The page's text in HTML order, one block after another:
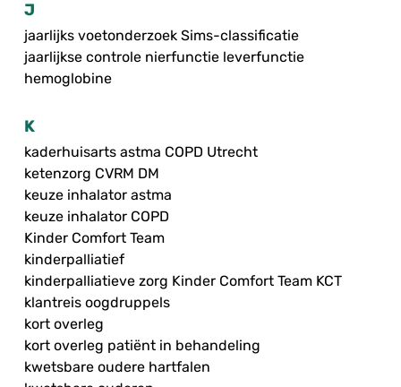
J
jaarlijks voetonderzoek Sims-classificatie
jaarlijkse controle nierfunctie leverfunctie
hemoglobine
K
kaderhuisarts astma COPD Utrecht
ketenzorg CVRM DM
keuze inhalator astma
keuze inhalator COPD
Kinder Comfort Team
kinderpalliatief
kinderpalliatieve zorg Kinder Comfort Team KCT
klantreis oogdruppels
kort overleg
kort overleg patiënt in behandeling
kwetsbare oudere hartfalen